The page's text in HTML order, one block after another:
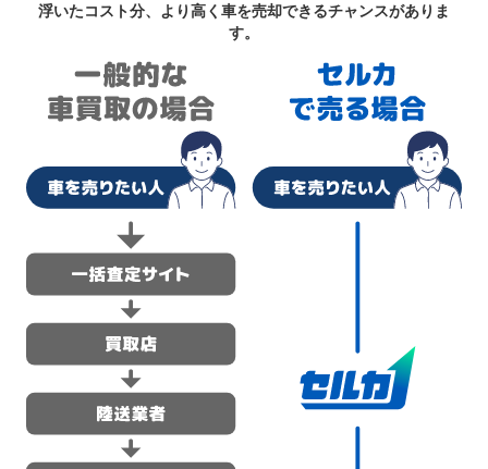
浮いたコスト分、より高く車を売却できるチャンスがありま
す。